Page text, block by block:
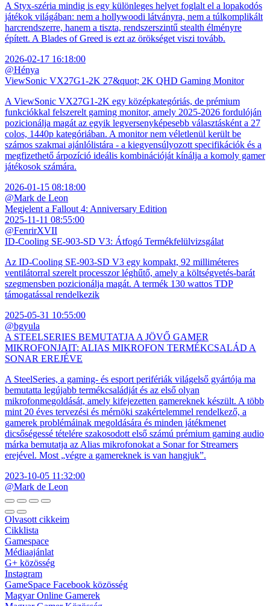
A Styx-széria mindig is egy különleges helyet foglalt el a lopakodós
játékok világában: nem a hollywoodi látványra, nem a túlkomplikált
harcrendszerre, hanem a tiszta, rendszerszintű stealth élményre
épített. A Blades of Greed is ezt az örökséget viszi tovább.
2026-02-17 16:18:00
@Hénya
ViewSonic VX27G1-2K 27&quot; 2K QHD Gaming Monitor
A ViewSonic VX27G1-2K egy középkategóriás, de prémium
funkciókkal felszerelt gaming monitor, amely 2025-2026 fordulóján
pozicionálja magát az egyik legversenyképesebb választásként a 27
colos, 1440p kategóriában. A monitor nem véletlenül került be
számos szakmai ajánlólistára - a kiegyensúlyozott specifikációk és a
megfizethető árpozíció ideális kombinációját kínálja a komoly gamer
játékosok számára.
2026-01-15 08:18:00
@Mark de Leon
Megjelent a Fallout 4: Anniversary Edition
2025-11-11 08:55:00
@FenrirXVII
ID-Cooling SE-903-SD V3: Átfogó Termékfelülvizsgálat
Az ID-Cooling SE-903-SD V3 egy kompakt, 92 milliméteres
ventilátorral szerelt processzor léghűtő, amely a költségvetés-barát
szegmensben pozicionálja magát. A termék 130 wattos TDP
támogatással rendelkezik
2025-05-31 10:55:00
@bgyula
A STEELSERIES BEMUTATJA A JÖVŐ GAMER
MIKROFONJAIT: ALIAS MIKROFON TERMÉKCSALÁD A
SONAR EREJÉVE
A SteelSeries, a gaming- és esport perifériák világelső gyártója ma
bemutatta legújabb termékcsaládját és az első olyan
mikrofonmegoldását, amely kifejezetten gamereknek készült. A több
mint 20 éves tervezési és mérnöki szakértelemmel rendelkező, a
gamerek problémáinak megoldására és minden játékmenet
dicsőségessé tételére szakosodott első számú prémium gaming audio
márka bemutatja az Alias mikrofonokat a Sonar for Streamers
erejével. Most „végre a gamereknek is van hangjuk”.
2023-10-05 11:32:00
@Mark de Leon
Olvasott cikkeim
Cikklista
Gamespace
Médiaajánlat
G+ közösség
Instagram
GameSpace Facebook közösség
Magyar Online Gamerek